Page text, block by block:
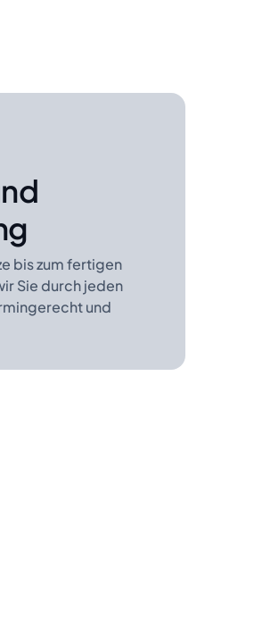
bis zum fertigen
Sie durch jeden
und